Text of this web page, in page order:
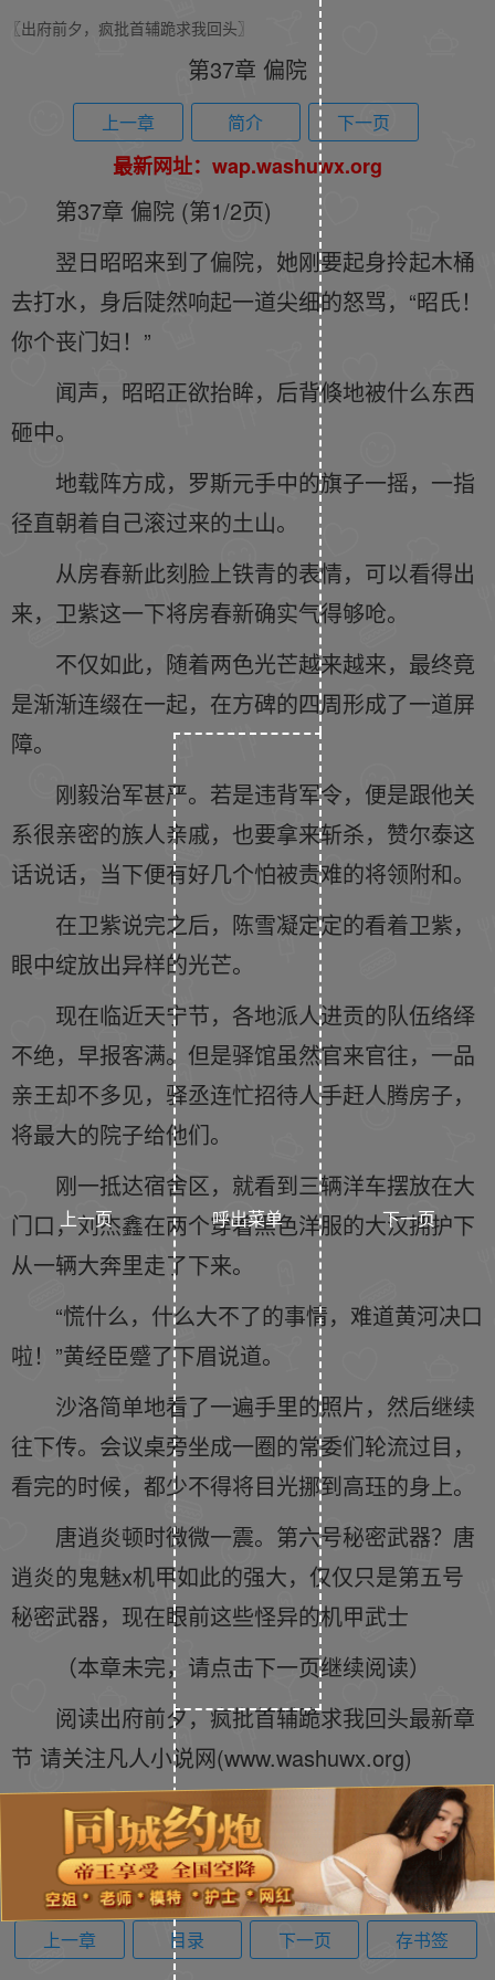
〖出府前夕，疯批首辅跪求我回头〗
第37章 偏院
上一章 简介 下一页
最新网址：wap.washuwx.org
第37章 偏院 (第1/2页)
翌日昭昭来到了偏院，她刚要起身拎起木桶
去打水，身后陡然响起一道尖细的怒骂，“昭氏！
你个丧门妇！”
闻声，昭昭正欲抬眸，后背倏地被什么东西
砸中。
地载阵方成，罗斯元手中的旗子一摇，一指
径直朝着自己滚过来的土山。
从房春新此刻脸上铁青的表情，可以看得出
来，卫紫这一下将房春新确实气得够呛。
不仅如此，随着两色光芒越来越来，最终竟
是渐渐连缀在一起，在方碑的四周形成了一道屏
障。
刚毅治军甚严。若是违背军令，便是跟他关
系很亲密的族人亲戚，也要拿来斩杀，赞尔泰这
话说话，当下便有好几个怕被责难的将领附和。
在卫紫说完之后，陈雪凝定定的看着卫紫，
眼中绽放出异样的光芒。
现在临近天宁节，各地派人进贡的队伍络绎
不绝，早报客满。但是驿馆虽然官来官往，一品
亲王却不多见，驿丞连忙招待人手赶人腾房子，
将最大的院子给他们。
刚一抵达宿舍区，就看到三辆洋车摆放在大
门口，刘杰鑫在两个穿着黑色洋服的大汉拥护下
从一辆大奔里走了下来。
“慌什么，什么大不了的事情，难道黄河决口
啦！”黄经臣蹙了下眉说道。
沙洛简单地看了一遍手里的照片，然后继续
往下传。会议桌旁坐成一圈的常委们轮流过目，
看完的时候，都少不得将目光挪到高珏的身上。
唐逍炎顿时微微一震。第六号秘密武器？唐
逍炎的鬼魅x机甲如此的强大，仅仅只是第五号
秘密武器，现在眼前这些怪异的机甲武士
（本章未完，请点击下一页继续阅读）
阅读出府前夕，疯批首辅跪求我回头最新章
节 请关注凡人小说网(www.washuwx.org)
上一章 目录 下一页 存书签
上一页 下一页
呼出菜单